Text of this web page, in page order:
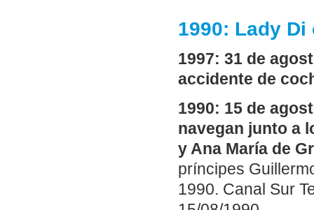
1990: Lady
1997: 31 de
accidente de
1990: 15 de
navegan junto a
y Ana María de
príncipes
1990. Canal Sur